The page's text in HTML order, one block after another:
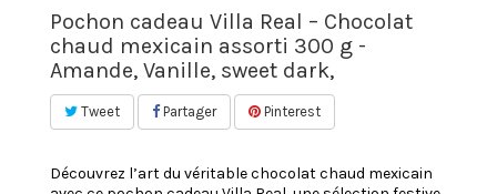
Pochon cadeau Villa Real – Chocolat
chaud mexicain assorti 300 g -
Amande, Vanille, sweet dark,
Tweet Partager Pinterest
Découvrez l’art du véritable chocolat chaud mexicain